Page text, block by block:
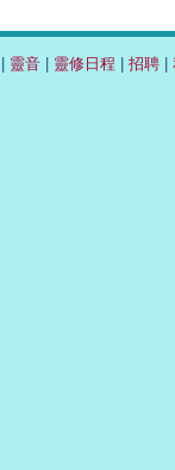
| 靈音 | 靈修日程 | 招聘 |